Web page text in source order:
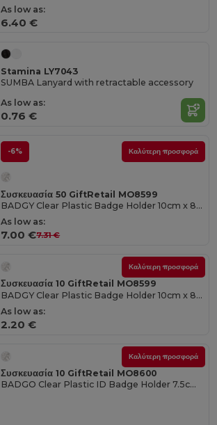
As low as:
6.40 €
Stamina LY7043
SUMBA Lanyard with retractable accessory
As low as:
0.76 €
-6% Καλύτερη προσφορά
Συσκευασία 50 GiftRetail MO8599
BADGY Clear Plastic Badge Holder 10cm x 8cm for ID Cards
As low as:
7.00 €7.31 €
Καλύτερη προσφορά
Συσκευασία 10 GiftRetail MO8599
BADGY Clear Plastic Badge Holder 10cm x 8cm for ID Cards
As low as:
2.20 €
Καλύτερη προσφορά
Συσκευασία 10 GiftRetail MO8600
BADGO Clear Plastic ID Badge Holder 7.5cm x 12.5cm